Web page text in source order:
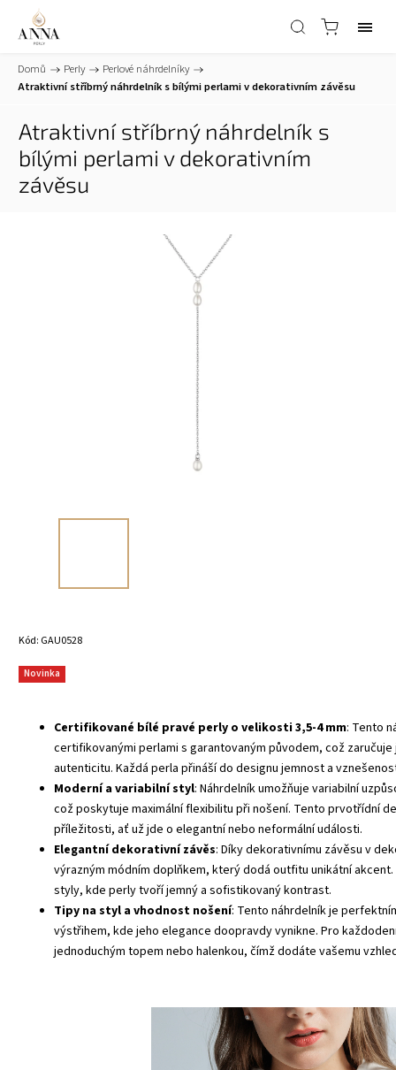
Domů / Perly / Perlové náhrdelníky /
Atraktivní stříbrný náhrdelník s bílými perlami v dekorativním závěsu
Atraktivní stříbrný náhrdelník s
bílými perlami v dekorativním
závěsu
Kód: GAU0528
Novinka
Certifikované bílé pravé perly o velikosti 3,5-4 mm: Tento
certifikovanými perlami s garantovaným původem, což
autenticitu. Každá perla přináší do designu jemnost a
Moderní a variabilní styl: Náhrdelník umožňuje variabilní
což poskytuje maximální flexibilitu při nošení. Tento prvotřídní
příležitosti, ať už jde o elegantní nebo neformální události.
Elegantní dekorativní závěs: Díky dekorativnímu závěsu v
výrazným módním doplňkem, který dodá outfitu unikátní
styly, kde perly tvoří jemný a sofistikovaný kontrast.
Tipy na styl a vhodnost nošení: Tento náhrdelník je
výstřihem, kde jeho elegance doopravdy vynikne. Pro
jednoduchým topem nebo halenkou, čímž dodáte vašemu